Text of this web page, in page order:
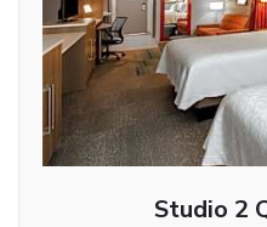
Studio 2